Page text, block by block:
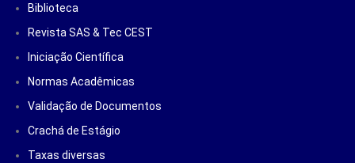
Biblioteca
Revista SAS & Tec CEST
Iniciação Científica
Normas Acadêmicas
Validação de Documentos
Crachá de Estágio
Taxas diversas